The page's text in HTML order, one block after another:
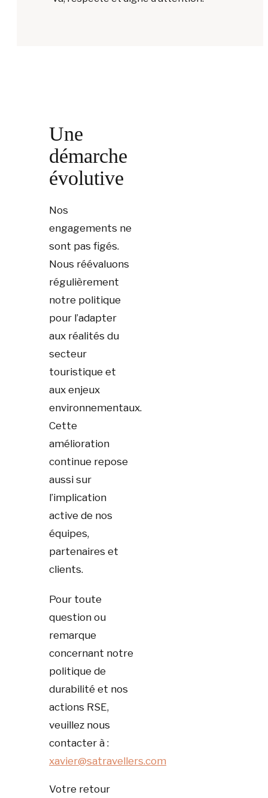
Une
démarche
évolutive
Nos
engagements ne
sont pas figés.
Nous réévaluons
régulièrement
notre politique
pour l’adapter
aux réalités du
secteur
touristique et
aux enjeux
environnementaux.
Cette
amélioration
continue repose
aussi sur
l’implication
active de nos
équipes,
partenaires et
clients.
Pour toute
question ou
remarque
concernant notre
politique de
durabilité et nos
actions RSE,
veuillez nous
contacter à :
xavier@satravellers.com
Votre retour